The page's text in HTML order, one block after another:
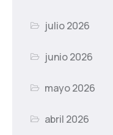
julio 2026
junio 2026
mayo 2026
abril 2026